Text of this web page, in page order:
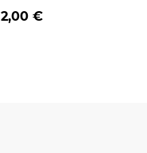
2,00 €